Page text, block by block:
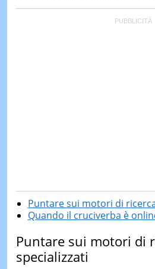
Puntare sui motori di
Quando il cruciverba è
Puntare sui motori di
specializzati